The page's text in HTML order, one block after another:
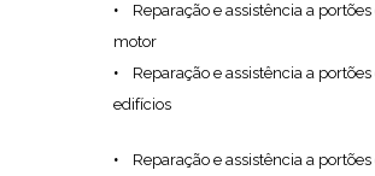
Reparação e assistência a
motor
Reparação e assistência a portões
edifícios
Reparação e assistência a portões